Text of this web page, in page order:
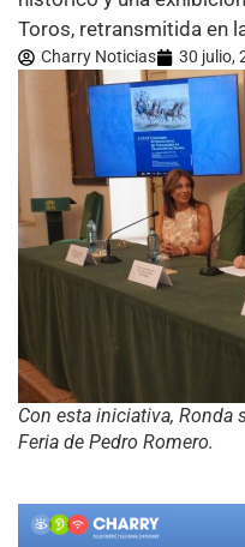
Toros, retransmitida en
Charry Noticias 30 julio,
Con esta iniciativa, Ronda
Feria de Pedro Romero.